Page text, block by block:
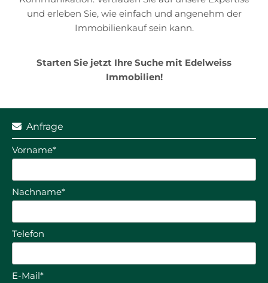
und erleben Sie, wie einfach und angenehm der
Immobilienkauf sein kann.
Starten Sie jetzt Ihre Suche mit Edelweiss
Immobilien!
 Anfrage
Vorname*
Nachname*
Telefon
E-Mail*